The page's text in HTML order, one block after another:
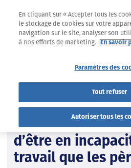
02.06.2026
Incapacité de travail Santé
Santé mentale :
deux fois plus de
d’être en
travail que les
En cliquant sur « Accepter tous les
le stockage de cookies sur votre
navigation sur le site, analyser son
à nos efforts de marketing.
En savoir
Paramètres des
Tout refuser
Autoriser tous les